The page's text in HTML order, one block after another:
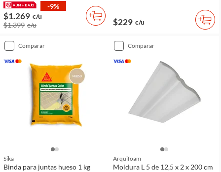
-9%
$1.269 c/u
$1.399 c/u $229 c/u
comparar
Sika
Binda para juntas hueso 1 kg
comparar
Arquifoam
Moldura L 5 de 12,5 x 2 x 200 cm